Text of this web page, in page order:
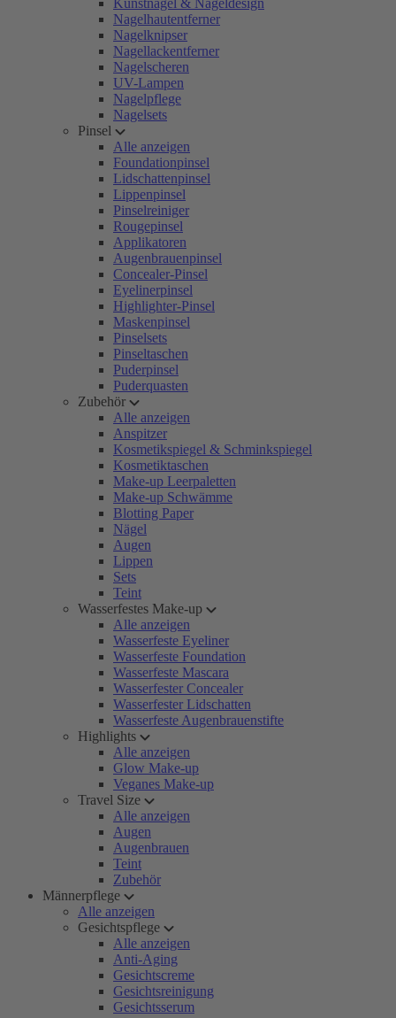
Kunstnägel & Nageldesign
Nagelhautentferner
Nagelknipser
Nagellackentferner
Nagelscheren
UV-Lampen
Nagelpflege
Nagelsets
Pinsel
Alle anzeigen
Foundationpinsel
Lidschattenpinsel
Lippenpinsel
Pinselreiniger
Rougepinsel
Applikatoren
Augenbrauenpinsel
Concealer-Pinsel
Eyelinerpinsel
Highlighter-Pinsel
Maskenpinsel
Pinselsets
Pinseltaschen
Puderpinsel
Puderquasten
Zubehör
Alle anzeigen
Anspitzer
Kosmetikspiegel & Schminkspiegel
Kosmetiktaschen
Make-up Leerpaletten
Make-up Schwämme
Blotting Paper
Nägel
Augen
Lippen
Sets
Teint
Wasserfestes Make-up
Alle anzeigen
Wasserfeste Eyeliner
Wasserfeste Foundation
Wasserfeste Mascara
Wasserfester Concealer
Wasserfester Lidschatten
Wasserfeste Augenbrauenstifte
Highlights
Alle anzeigen
Glow Make-up
Veganes Make-up
Travel Size
Alle anzeigen
Augen
Augenbrauen
Teint
Zubehör
Männerpflege
Alle anzeigen
Gesichtspflege
Alle anzeigen
Anti-Aging
Gesichtscreme
Gesichtsreinigung
Gesichtsserum